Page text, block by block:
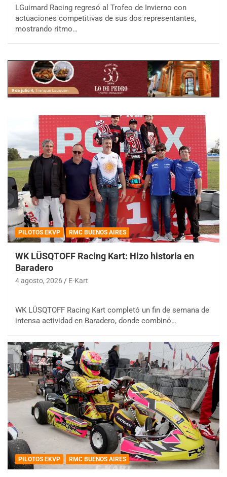
LGuimard Racing regresó al Trofeo de Invierno con
actuaciones competitivas de sus dos representantes,
mostrando ritmo…
PILOTOS EKVP RMC BUENOS AIRES
WK LÜSQTOFF Racing Kart: Hizo historia en
Baradero
4 agosto, 2026 E-Kart
WK LÜSQTOFF Racing Kart completó un fin de semana de
intensa actividad en Baradero, donde combinó…
PILOTOS EKVP RMC BUENOS AIRES